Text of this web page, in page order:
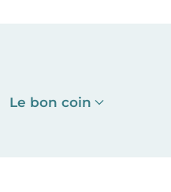
Le bon coin